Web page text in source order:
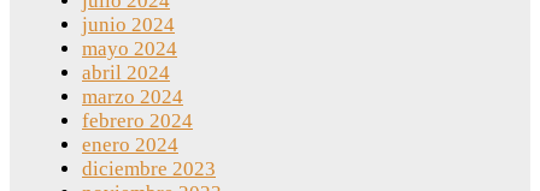
junio 2024
mayo 2024
abril 2024
marzo 2024
febrero 2024
enero 2024
diciembre 2023